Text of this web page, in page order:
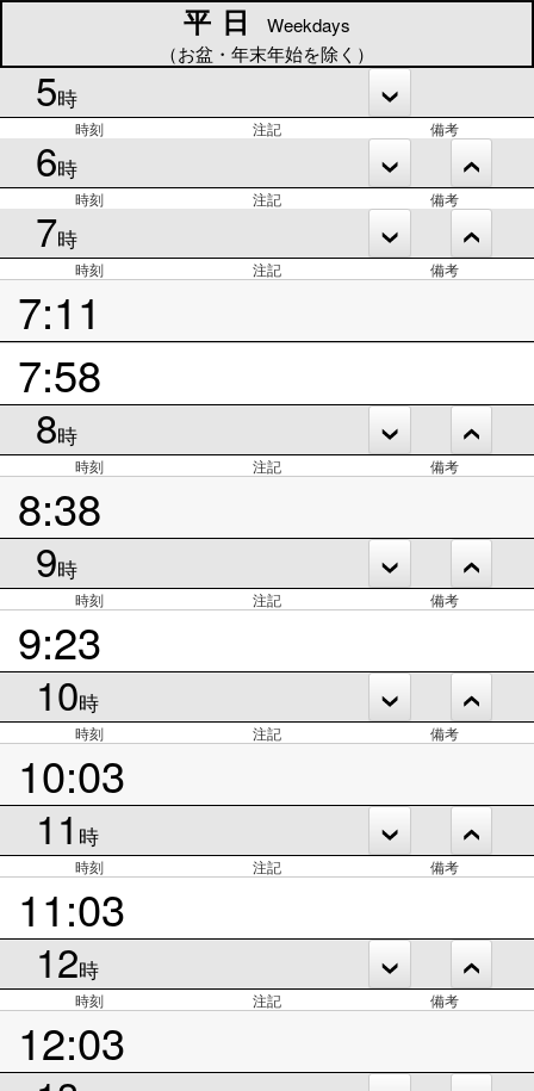
平日
Weekdays
（お盆・年末年始を除く）
5時
時刻 注記 備考
6時
時刻 注記 備考
7時
時刻 注記 備考
7:11
7:58
8時
時刻 注記 備考
8:38
9時
時刻 注記 備考
9:23
10時
時刻 注記 備考
10:03
11 時
時刻 注記 備考
11:03
12時
時刻 注記 備考
12:03